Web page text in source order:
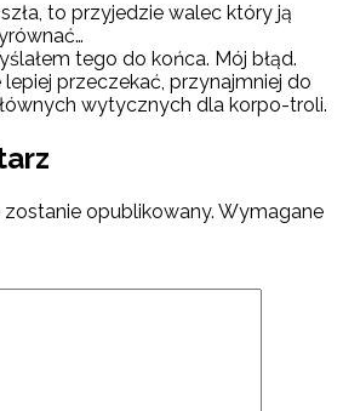
to przyjedzie walec który ją
tego do końca. Mój błąd.
przeczekać, przynajmniej do
wytycznych dla korpo-troli.
opublikowany. Wymagane